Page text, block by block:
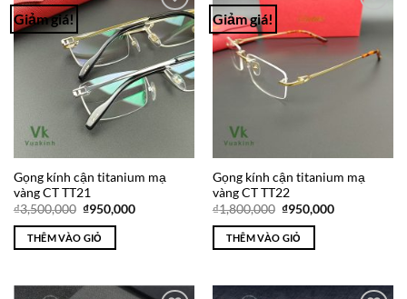
Giảm giá!
Add to
Wishlist
Gọng kính cận titanium mạ
vàng CT TT21
₫3,500,000 Giá
là:
₫3,500,000.
₫950,000Giá
THÊM VÀO GIỎ
Giảm giá!
Add to
Wishlist
Gọng kính cận titanium mạ
vàng CT TT22
₫1,800,000 Giá
là:
₫1,800,000.
₫950,000Giá
THÊM VÀO GIỎ